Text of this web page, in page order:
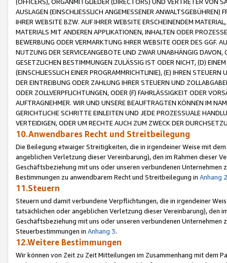
AUSLAGEN (EINSCHLIESSLICH ANGEMESSENER
IHRER WEBSITE BZW. AUF IHRER WEBSITE ERSCHEINENDEM
MATERIALS MIT ANDEREN APPLIKATIONEN, INHALTEN ODER
BEWERBUNG ODER VERMARKTUNG IHRER WEBSITE ODER DES GGF.
NUTZUNG DER SERVICEANGEBOTE UND ZWAR UNABHÄNGIG
GESETZLICHEN BESTIMMUNGEN ZULÄSSIG IST ODER NICHT, (D)
(EINSCHLIESSLICH EINER PROGRAMMRICHTLINIE), (E) IHREN
DER EINTREIBUNG ODER ZAHLUNG IHRER STEUERN UND
ODER ZOLLVERPFLICHTUNGEN, ODER (F) FAHRLÄSSIGKEIT ODER
AUFTRAGNEHMER. WIR UND UNSERE BEAUFTRAGTEN KÖNNEN IM
GERICHTLICHE SCHRITTE EINLEITEN UND JEDE PROZESSUALE
VERTEIDIGEN, ODER UM RECHTE AUCH ZUM ZWECK DER
10.Anwendbares Recht und Streitbeilegung
Die Beilegung etwaiger Streitigkeiten, die in irgendeiner Weise mit
angeblichen Verletzung dieser Vereinbarung), den im Rahmen dieser
Geschäftsbeziehung mit uns oder unseren verbundenen
Bestimmungen zu anwendbarem Recht und Streitbeilegung in Anhang 2
11.Steuern
Steuern und damit verbundene Verpflichtungen, die in irgendeiner
tatsächlichen oder angeblichen Verletzung dieser Vereinbarung), den
Geschäftsbeziehung mit uns oder unseren verbundenen
Steuerbestimmungen in Anhang 3.
12.Weitere Bestimmungen
Wir können von Zeit zu Zeit Mitteilungen im Zusammenhang mit dem